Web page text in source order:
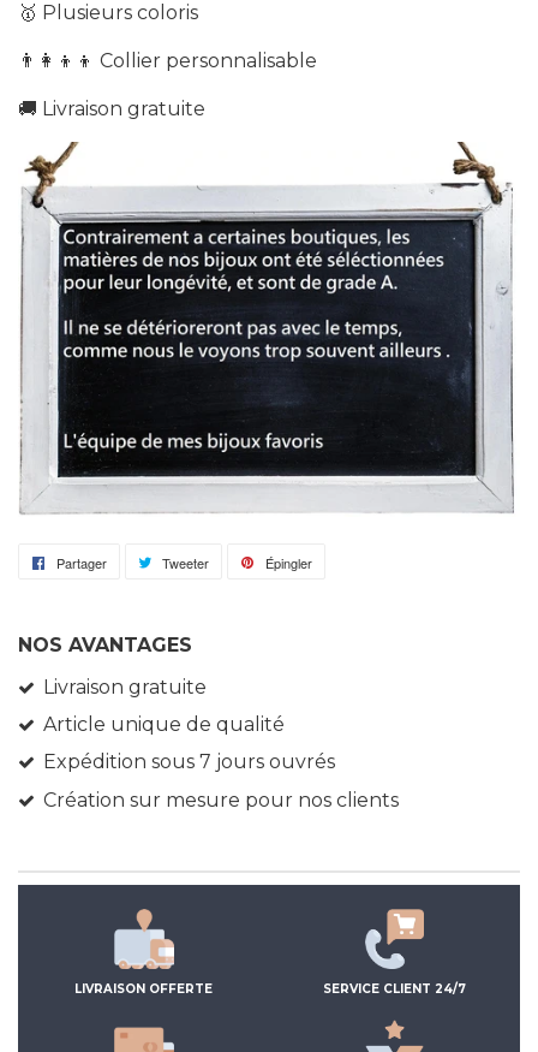
🥇 Plusieurs coloris
👨‍👩‍👦‍👦 Collier personnalisable
🚚 Livraison gratuite
Partager
Partager
Facebook
Tweeter
TweeterÉpingler
NOS AVANTAGES
Livraison gratuite
Article unique de qualité
Expédition sous 7 jours ouvrés
Création sur mesure pour nos clients
LIVRAISON OFFERTE SERVICE CLIENT 24/7